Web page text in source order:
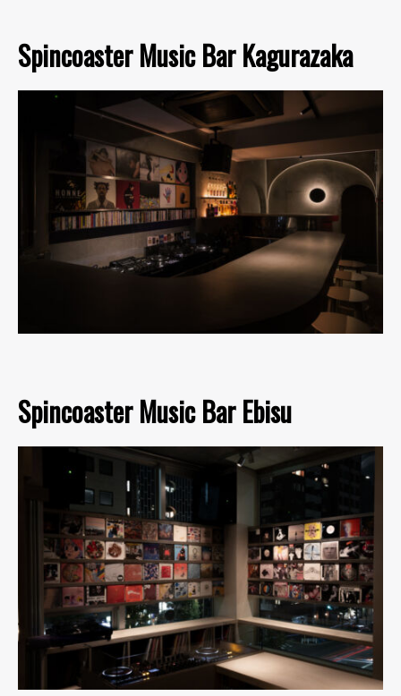
Spincoaster Music Bar Kagurazaka
Spincoaster Music Bar Ebisu